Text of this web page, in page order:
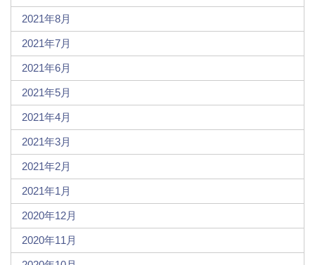
2021年8月
2021年7月
2021年6月
2021年5月
2021年4月
2021年3月
2021年2月
2021年1月
2020年12月
2020年11月